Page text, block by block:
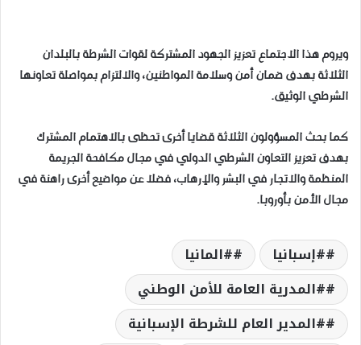
ويروم هذا الاجتماع تعزيز الجهود المشتركة لقوات الشرطة بالبلدان
الثلاثة بهدف ضمان أمن وسلامة المواطنين، والالتزام بمواصلة تعاونها
الشرطي الوثيق.
كما بحث المسؤولون الثلاثة قضايا أخرى تحظى بالاهتمام المشترك
بهدف تعزيز التعاون الشرطي الدولي في مجال مكافحة الجريمة
المنظمة والاتجار في البشر والإرهاب، فضلا عن مواضيع أخرى راهنة في
مجال الأمن بأوروبا.
#إسبانيا
#المانيا
#المدرية العامة للأمن الوطني
#المدير العام للشرطة الإسبانية